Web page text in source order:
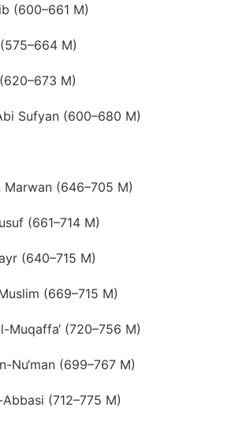
(600–661 M)
M)
M)
Sufyan (600–680 M)
(646–705 M)
(661–714 M)
(640–715 M)
(669–715 M)
Muqaffa‘ (720–756 M)
Nu‘man (699–767 M)
(712–775 M)